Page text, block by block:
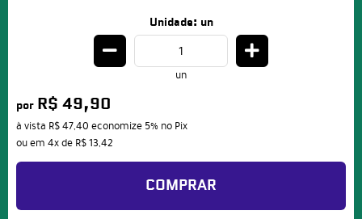
Unidade: un
un
por R$ 49,90
à vista R$ 47,40 economize 5% no Pix
ou em 4xde R$ 13,42
COMPRAR